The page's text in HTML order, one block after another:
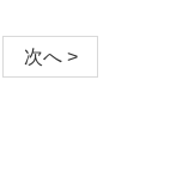
次へ >